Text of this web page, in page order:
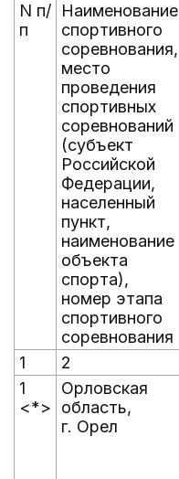
N п/
п
Наименование
спортивного
соревнования,
место
проведения
спортивных
соревнований
(субъект
Российской
Федерации,
населенный
пункт,
наименование
объекта
спорта),
номер этапа
спортивного
соревнования
1 2
1
<*>
Орловская
область,
г. Орел